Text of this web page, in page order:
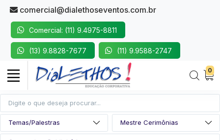
comercial@dialethoseventos.com.br
Comercial: (11) 9.4975-8811
(13) 9.8828-7677 (11) 9.9588-2747
0